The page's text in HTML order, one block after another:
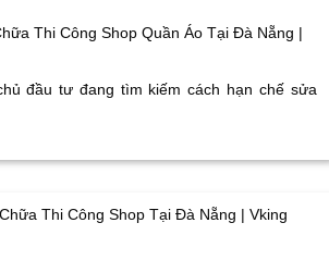
Thi Công Shop Quần Áo Tại Đà Nẵng |
đầu tư đang tìm kiếm cách hạn chế sửa
Thi Công Shop Tại Đà Nẵng | Vking